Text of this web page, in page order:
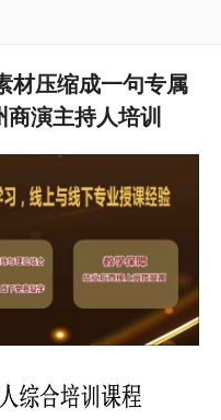
材压缩成一句专属
演主持人培训